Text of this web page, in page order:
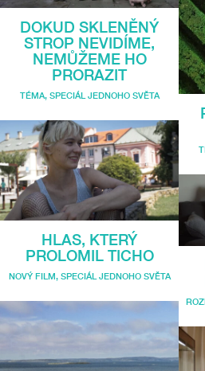
DOKUD SKLENĚNÝ
STROP NEVIDÍME,
NEMŮŽEME HO
PRORAZIT
TÉMA, SPECIÁL JEDNOHO SVĚTA
HLAS, KTERÝ
PROLOMIL TICHO
NOVÝ FILM, SPECIÁL JEDNOHO SVĚTA